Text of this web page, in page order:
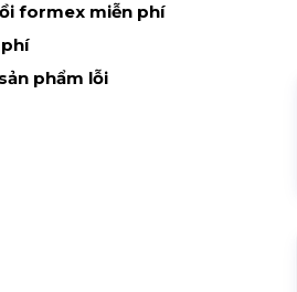
formex miễn phí
phẩm lỗi